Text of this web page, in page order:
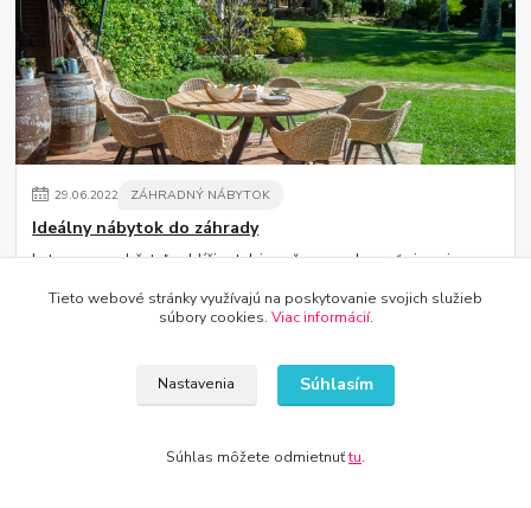
29.06.2022 ZÁHRADNÝ NÁBYTOK
Ideálny nábytok do záhrady
Leto sa nezadržateľne blíži, a tak je načase poobzerať si svoju
Tieto webové stránky využívajú na poskytovanie svojich služieb
súbory cookies. Viac informácií.
Nastavenia Súhlasím
Súhlas môžete odmietnuťtu.